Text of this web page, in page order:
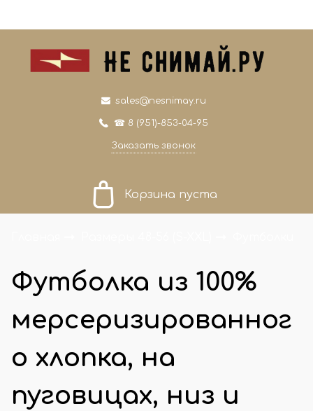
sales@nesnimay.ru
☎ 8 (951)-853-04-95
Заказать звонок
Корзина пуста
Футболка из 100%
мерсеризированног
о хлопка, на
пуговицах, низ и